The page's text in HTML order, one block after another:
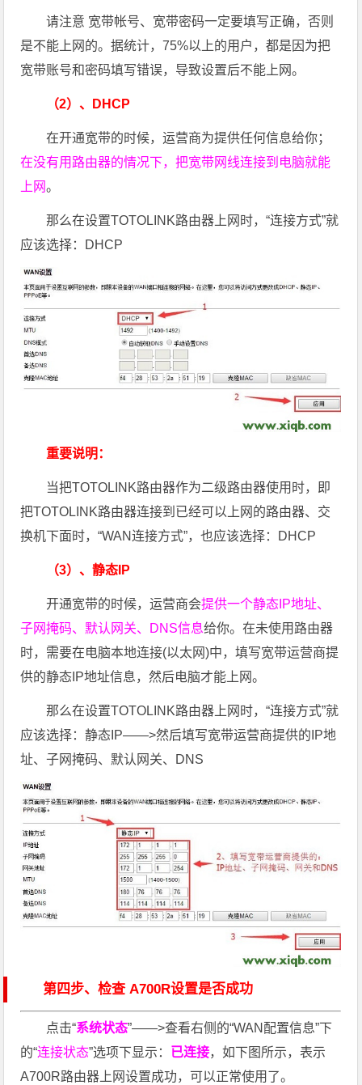
请注意 宽带帐号、宽带密码一定要填写正确，否则
是不能上网的。据统计，75%以上的用户，都是因为把
宽带账号和密码填写错误，导致设置后不能上网。
（2）、DHCP
在开通宽带的时候，运营商为提供任何信息给你；
在没有用路由器的情况下，把宽带网线连接到电脑就能
上网。
那么在设置TOTOLINK路由器上网时，“连接方式”就
应该选择：DHCP
重要说明：
当把TOTOLINK路由器作为二级路由器使用时，即
把TOTOLINK路由器连接到已经可以上网的路由器、交
换机下面时，“WAN连接方式”，也应该选择：DHCP
（3）、静态IP
开通宽带的时候，运营商会提供一个静态IP地址、
子网掩码、默认网关、DNS信息给你。在未使用路由器
时，需要在电脑本地连接(以太网)中，填写宽带运营商提
供的静态IP地址信息，然后电脑才能上网。
那么在设置TOTOLINK路由器上网时，“连接方式”就
应该选择：静态IP——>然后填写宽带运营商提供的IP地
址、子网掩码、默认网关、DNS
第四步、检查 A700R设置是否成功
点击“系统状态”——>查看右侧的“WAN配置信息”下
的“连接状态”选项下显示： 已连接，如下图所示，表示
A700R路由器上网设置成功，可以正常使用了。